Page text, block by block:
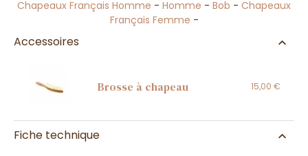
Chapeaux Français Homme - Homme - Bob - Chapeaux
Français Femme -
Accessoires
Brosse à chapeau 15,00 €
Fiche technique